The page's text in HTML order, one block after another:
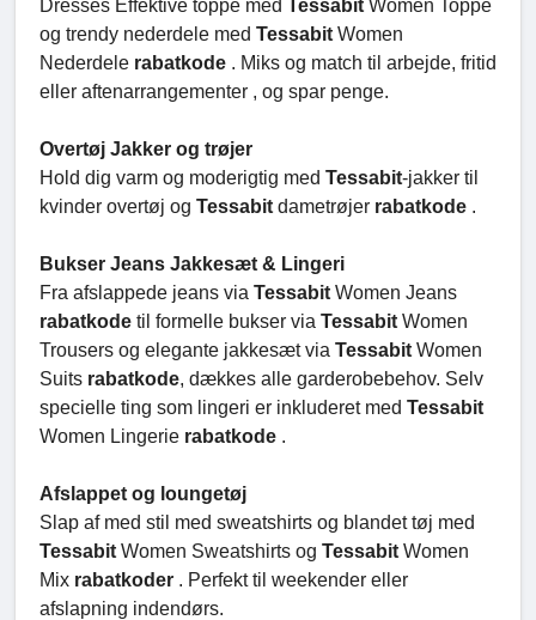
Dresses Effektive toppe med Tessabit Women Toppe
og trendy nederdele med Tessabit Women
Nederdele rabatkode . Miks og match til arbejde, fritid
eller aftenarrangementer , og spar penge.
Overtøj Jakker og trøjer
Hold dig varm og moderigtig med Tessabit-jakker til
kvinder overtøj og Tessabit dametrøjer rabatkode .
Bukser Jeans Jakkesæt & Lingeri
Fra afslappede jeans via Tessabit Women Jeans
rabatkode til formelle bukser via Tessabit Women
Trousers og elegante jakkesæt via Tessabit Women
Suits rabatkode, dækkes alle garderobebehov. Selv
specielle ting som lingeri er inkluderet med Tessabit
Women Lingerie rabatkode .
Afslappet og loungetøj
Slap af med stil med sweatshirts og blandet tøj med
Tessabit Women Sweatshirts og Tessabit Women
Mix rabatkoder . Perfekt til weekender eller
afslapning indendørs.